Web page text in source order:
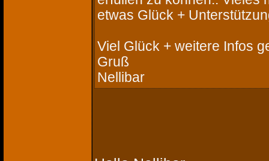
etwas Glück +
Viel Glück + weitere Infos
Gruß
Nellibar